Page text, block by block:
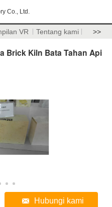
Co., Ltd.
VR Tentang kami >>
Brick Kiln Bata Tahan Api
Hubungi kami